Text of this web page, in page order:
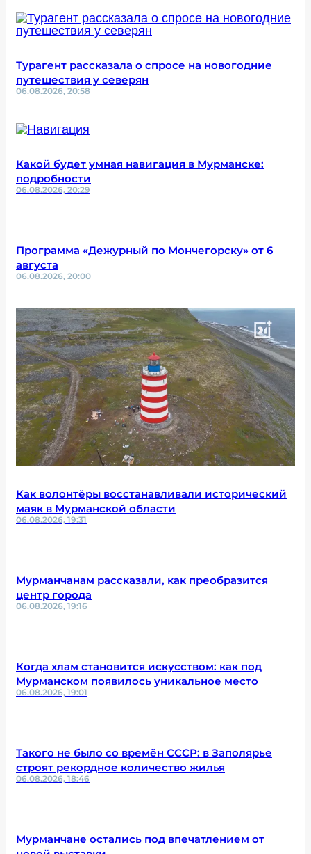
Турагент рассказала о спросе на новогодние
путешествия у северян
06.08.2026, 20:58
Какой будет умная навигация в Мурманске:
подробности
06.08.2026, 20:29
Программа «Дежурный по Мончегорску» от 6
августа
06.08.2026, 20:00
Как волонтёры восстанавливали исторический
маяк в Мурманской области
06.08.2026, 19:31
Мурманчанам рассказали, как преобразится
центр города
06.08.2026, 19:16
Когда хлам становится искусством: как под
Мурманском появилось уникальное место
06.08.2026, 19:01
Такого не было со времён СССР: в Заполярье
строят рекордное количество жилья
06.08.2026, 18:46
Мурманчане остались под впечатлением от